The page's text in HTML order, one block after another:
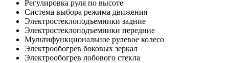
Регулировка руля по высоте
Система выбора режима движения
Электростеклоподъемники задние
Электростеклоподъемники передние
Мультифункциональное рулевое колесо
Электрообогрев боковых зеркал
Электрообогрев лобового стекла